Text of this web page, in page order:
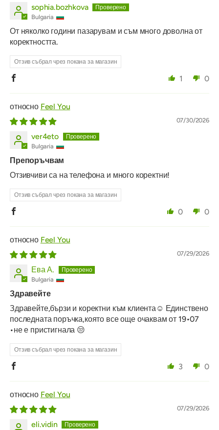
sophia.bozhkova
Bulgaria
От няколко години пазарувам и съм много доволна от
коректността.
Отзив събрал чрез покана за магазин
1 0
Feel You
07/30/2026
ver4eto
Bulgaria
Препоръчвам
Отзивчиви са на телефона и много коректни!
Отзив събрал чрез покана за магазин
0 0
Feel You
07/29/2026
Ева А.
Bulgaria
Здравейте
Здравейте,бързи и коректни към клиента☺️ Единствено
последната поръчка,която все още очаквам от 19•07
•не е пристигнала 😒
Отзив събрал чрез покана за магазин
3 0
Feel You
07/29/2026
eli.vidin